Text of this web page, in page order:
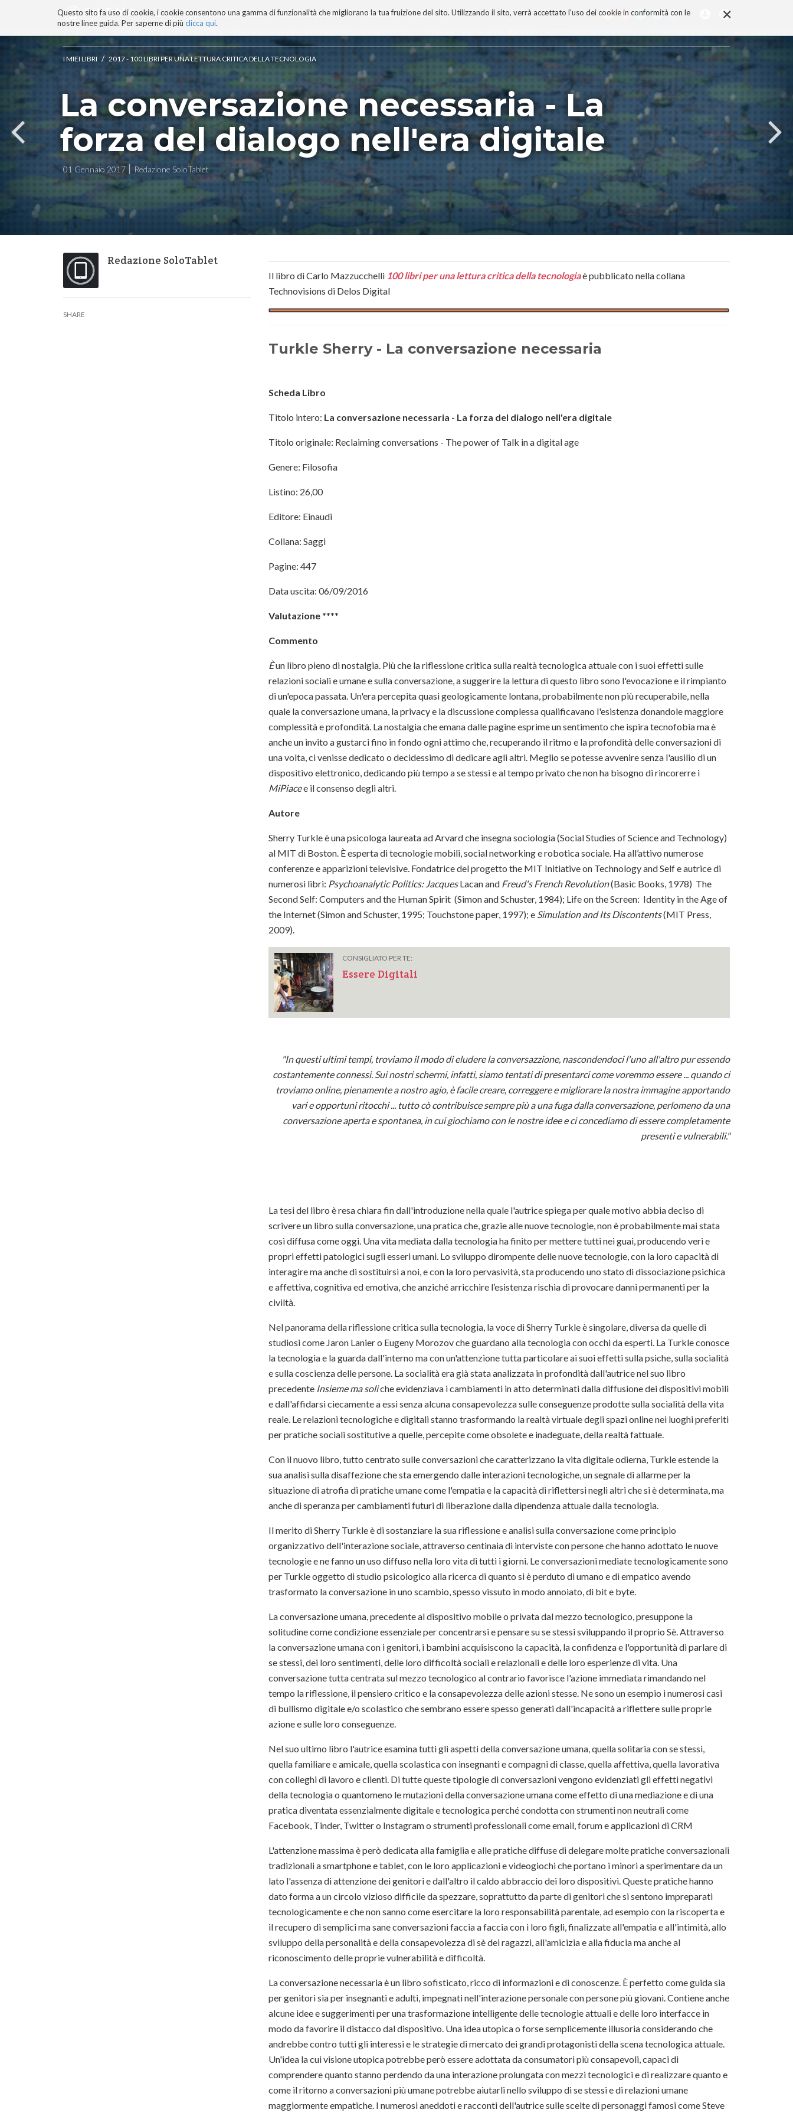
×
Questo sito fa uso di cookie, i cookie consentono una gamma di funzionalità che migliorano la tua fruizione del sito. Utilizzando il sito, verrà accettato l'uso dei cookie in conformità con le
nostre linee guida. Per saperne di più clicca qui.
BLOG TECNOCONSAPEVOLEZZA TECNOBIBLIOGRAFIA I MIEI LIBRI PROGETTO
ai
contenuti.
|
Salta
alla
navigazione
I MIEI LIBRI / 2017 - 100 LIBRI PER UNA LETTURA CRITICA DELLA TECNOLOGIA
La conversazione necessaria - La
forza del dialogo nell'era digitale
01 Gennaio 2017 Redazione SoloTablet
Redazione SoloTablet
SHARE
Il libro di Carlo Mazzucchelli 100 libri per una lettura critica della tecnologiaè pubblicato nella collana
Technovisions di Delos Digital
Turkle Sherry - La conversazione necessaria
Scheda Libro
Titolo intero: La conversazione necessaria - La forza del dialogo nell'era digitale
Titolo originale: Reclaiming conversations - The power of Talk in a digital age
Genere: Filosofia
Listino: 26,00
Editore: Einaudi
Collana: Saggi
Pagine: 447
Data uscita: 06/09/2016
Valutazione****
Commento
Èun libro pieno di nostalgia. Più che la riflessione critica sulla realtà tecnologica attuale con i suoi effetti sulle
relazioni sociali e umane e sulla conversazione, a suggerire la lettura di questo libro sono l'evocazione e il rimpianto
di un'epoca passata. Un'era percepita quasi geologicamente lontana, probabilmente non più recuperabile, nella
quale la conversazione umana, la privacy e la discussione complessa qualificavano l'esistenza donandole maggiore
complessità e profondità. La nostalgia che emana dalle pagine esprime un sentimento che ispira tecnofobia ma è
anche un invito a gustarci fino in fondo ogni attimo che, recuperando il ritmo e la profondità delle conversazioni di
una volta, ci venisse dedicato o decidessimo di dedicare agli altri. Meglio se potesse avvenire senza l'ausilio di un
dispositivo elettronico, dedicando più tempo a se stessi e al tempo privato che non ha bisogno di rincorerre i
MiPiacee il consenso degli altri.
Autore
Sherry Turkle è una psicologa laureata ad Arvard che insegna sociologia (Social Studies of Science and Technology)
al MIT di Boston. È esperta di tecnologie mobili, social networking e robotica sociale. Ha all’attivo numerose
conferenze e apparizioni televisive. Fondatrice del progetto the MIT Initiative on Technology and Self e autrice di
numerosi libri: Psychoanalytic Politics: JacquesLacan and Freud's French Revolution(Basic Books, 1978) The
Second Self: Computers and the Human Spirit (Simon and Schuster, 1984); Life on the Screen: Identity in the Age of
the Internet (Simon and Schuster, 1995; Touchstone paper, 1997); e Simulation and Its Discontents(MIT Press,
2009).
CONSIGLIATO PER TE:
Essere Digitali
"In questi ultimi tempi, troviamo il modo di eludere la conversazzione, nascondendoci l'uno all'altro pur essendo
costantemente connessi. Sui nostri schermi, infatti, siamo tentati di presentarci come voremmo essere ... quando ci
troviamo online, pienamente a nostro agio, è facile creare, correggere e migliorare la nostra immagine apportando
vari e opportuni ritocchi ... tutto cò contribuisce sempre più a una fuga dalla conversazione, perlomeno da una
conversazione aperta e spontanea, in cui giochiamo con le nostre idee e ci concediamo di essere completamente
presenti e vulnerabili."
La tesi del libro è resa chiara fin dall'introduzione nella quale l'autrice spiega per quale motivo abbia deciso di
scrivere un libro sulla conversazione, una pratica che, grazie alle nuove tecnologie, non è probabilmente mai stata
così diffusa come oggi. Una vita mediata dalla tecnologia ha finito per mettere tutti nei guai, producendo veri e
propri effetti patologici sugli esseri umani. Lo sviluppo dirompente delle nuove tecnologie, con la loro capacità di
interagire ma anche di sostituirsi a noi, e con la loro pervasività, sta producendo uno stato di dissociazione psichica
e affettiva, cognitiva ed emotiva, che anziché arricchire l’esistenza rischia di provocare danni permanenti per la
civiltà.
Nel panorama della riflessione critica sulla tecnologia, la voce di Sherry Turkle è singolare, diversa da quelle di
studiosi come Jaron Lanier o Eugeny Morozov che guardano alla tecnologia con occhi da esperti. La Turkle conosce
la tecnologia e la guarda dall'interno ma con un'attenzione tutta particolare ai suoi effetti sulla psiche, sulla socialità
e sulla coscienza delle persone. La socialità era già stata analizzata in profondità dall'autrice nel suo libro
precedente Insieme ma soliche evidenziava i cambiamenti in atto determinati dalla diffusione dei dispositivi mobili
e dall'affidarsi ciecamente a essi senza alcuna consapevolezza sulle conseguenze prodotte sulla socialità della vita
reale. Le relazioni tecnologiche e digitali stanno trasformando la realtà virtuale degli spazi online nei luoghi preferiti
per pratiche sociali sostitutive a quelle, percepite come obsolete e inadeguate, della realtà fattuale.
Con il nuovo libro, tutto centrato sulle conversazioni che caratterizzano la vita digitale odierna, Turkle estende la
sua analisi sulla disaffezione che sta emergendo dalle interazioni tecnologiche, un segnale di allarme per la
situazione di atrofia di pratiche umane come l'empatia e la capacità di riflettersi negli altri che si è determinata, ma
anche di speranza per cambiamenti futuri di liberazione dalla dipendenza attuale dalla tecnologia.
Il merito di Sherry Turkle è di sostanziare la sua riflessione e analisi sulla conversazione come principio
organizzativo dell'interazione sociale, attraverso centinaia di interviste con persone che hanno adottato le nuove
tecnologie e ne fanno un uso diffuso nella loro vita di tutti i giorni. Le conversazioni mediate tecnologicamente sono
per Turkle oggetto di studio psicologico alla ricerca di quanto si è perduto di umano e di empatico avendo
trasformato la conversazione in uno scambio, spesso vissuto in modo annoiato, di bit e byte.
La conversazione umana, precedente al dispositivo mobile o privata dal mezzo tecnologico, presuppone la
solitudine come condizione essenziale per concentrarsi e pensare su se stessi sviluppando il proprio Sè. Attraverso
la conversazione umana con i genitori, i bambini acquisiscono la capacità, la confidenza e l'opportunità di parlare di
se stessi, dei loro sentimenti, delle loro difficoltà sociali e relazionali e delle loro esperienze di vita. Una
conversazione tutta centrata sul mezzo tecnologico al contrario favorisce l'azione immediata rimandando nel
tempo la riflessione, il pensiero critico e la consapevolezza delle azioni stesse. Ne sono un esempio i numerosi casi
di bullismo digitale e/o scolastico che sembrano essere spesso generati dall'incapacità a riflettere sulle proprie
azione e sulle loro conseguenze.
Nel suo ultimo libro l'autrice esamina tutti gli aspetti della conversazione umana, quella solitaria con se stessi,
quella familiare e amicale, quella scolastica con insegnanti e compagni di classe, quella affettiva, quella lavorativa
con colleghi di lavoro e clienti. Di tutte queste tipologie di conversazioni vengono evidenziati gli effetti negativi
della tecnologia o quantomeno le mutazioni della conversazione umana come effetto di una mediazione e di una
pratica diventata essenzialmente digitale e tecnologica perché condotta con strumenti non neutrali come
Facebook, Tinder, Twitter o Instagram o strumenti professionali come email, forum e applicazioni di CRM
L'attenzione massima è però dedicata alla famiglia e alle pratiche diffuse di delegare molte pratiche conversazionali
tradizionali a smartphone e tablet, con le loro applicazioni e videogiochi che portano i minori a sperimentare da un
lato l'assenza di attenzione dei genitori e dall'altro il caldo abbraccio dei loro dispositivi. Queste pratiche hanno
dato forma a un circolo vizioso difficile da spezzare, soprattutto da parte di genitori che si sentono impreparati
tecnologicamente e che non sanno come esercitare la loro responsabilità parentale, ad esempio con la riscoperta e
il recupero di semplici ma sane conversazioni faccia a faccia con i loro figli, finalizzate all'empatia e all'intimità, allo
sviluppo della personalità e della consapevolezza di sè dei ragazzi, all'amicizia e alla fiducia ma anche al
riconoscimento delle proprie vulnerabilità e difficoltà.
La conversazione necessaria è un libro sofisticato, ricco di informazioni e di conoscenze. È perfetto come guida sia
per genitori sia per insegnanti e adulti, impegnati nell'interazione personale con persone più giovani. Contiene anche
alcune idee e suggerimenti per una trasformazione intelligente delle tecnologie attuali e delle loro interfacce in
modo da favorire il distacco dal dispositivo. Una idea utopica o forse semplicemente illusoria considerando che
andrebbe contro tutti gli interessi e le strategie di mercato dei grandi protagonisti della scena tecnologica attuale.
Un'idea la cui visione utopica potrebbe però essere adottata da consumatori più consapevoli, capaci di
comprendere quanto stanno perdendo da una interazione prolungata con mezzi tecnologici e di realizzare quanto e
come il ritorno a conversazioni più umane potrebbe aiutarli nello sviluppo di se stessi e di relazioni umane
maggiormente empatiche. I numerosi aneddoti e racconti dell'autrice sulle scelte di personaggi famosi come Steve